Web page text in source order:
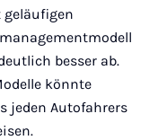
besser ab.
könnte
jeden Autofahrers